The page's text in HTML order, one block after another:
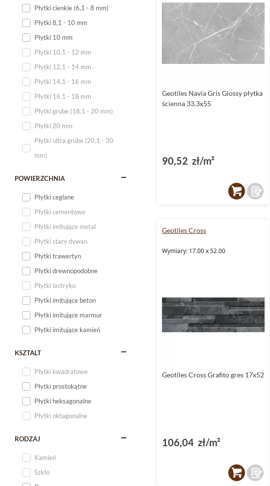
Płytki małe
Płytki cienkie (6,1 - 8 mm)
Płytki 8,1 - 10 mm
Płytki 10 mm
Płytki 10,1 - 12 mm
Płytki 12,1 - 14 mm
Płytki 14,1 - 16 mm
Płytki 16,1 - 18 mm
Płytki grube (18,1 - 20 mm)
Płytki 20 mm
Płytki ultra grube (20,1 - 30
mm)
POWIERZCHNIA
Płytki ceglane
Płytki cementowe
Płytki imitujące metal
Płytki stary dywan
Płytki trawertyn
Płytki drewnopodobne
Płytki lastryko
Płytki imitujące beton
Płytki imitujące marmur
Płytki imitujące kamień
KSZTALT
Płytki kwadratowe
Płytki prostokątne
Płytki heksagonalne
Płytki oktagonalne
RODZAJ
Kamień
Szkło
Geotiles Navia Gris Glossy płytka
ścienna 33.3x55
90,52 zł/m²
Geotiles Cross
Wymiary: 17.00 x 52.00
Geotiles Cross Grafito gres 17x52
106,04 zł/m²